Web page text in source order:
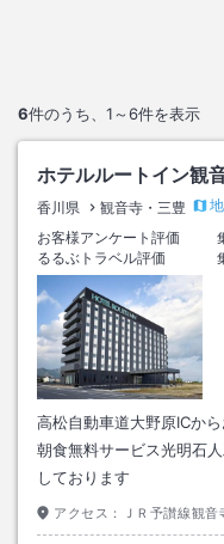
6件のうち、 1～6件を表示
ホテルルートイン観
香川県 観音寺・三豊
お客様アンケート評価
るるぶトラベル評価
高松自動車道大野原ICか
朝食無料サービス光明石
しております
アクセス： ＪＲ予讃線観